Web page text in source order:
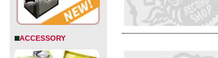
ACCESSORY